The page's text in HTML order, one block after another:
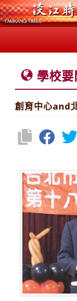
學校要
創育中心and